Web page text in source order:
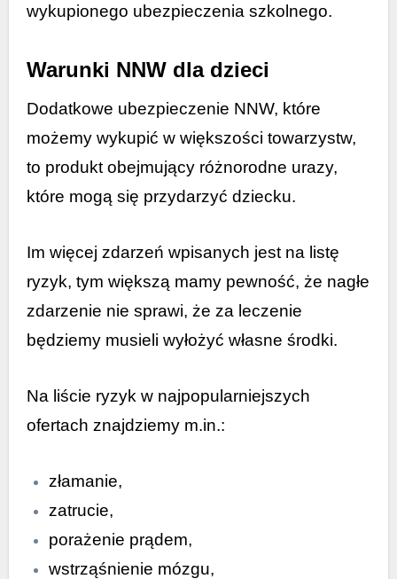
wykupionego ubezpieczenia szkolnego.
Warunki NNW dla dzieci
Dodatkowe ubezpieczenie NNW, które
możemy wykupić w większości towarzystw,
to produkt obejmujący różnorodne urazy,
które mogą się przydarzyć dziecku.
Im więcej zdarzeń wpisanych jest na listę
ryzyk, tym większą mamy pewność, że nagłe
zdarzenie nie sprawi, że za leczenie
będziemy musieli wyłożyć własne środki.
Na liście ryzyk w najpopularniejszych
ofertach znajdziemy m.in.:
złamanie,
zatrucie,
porażenie prądem,
wstrząśnienie mózgu,